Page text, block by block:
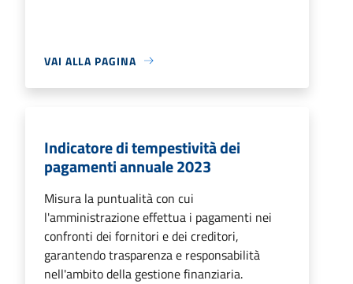
VAI ALLA PAGINA
Indicatore di tempestività dei
pagamenti annuale 2023
Misura la puntualità con cui
l'amministrazione effettua i pagamenti nei
confronti dei fornitori e dei creditori,
garantendo trasparenza e responsabilità
nell'ambito della gestione finanziaria.